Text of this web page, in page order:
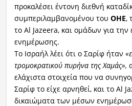
προκαλέσει έντονη διεθνή
συμπεριλαμβανομένου του ΟΗΕ,
το Al Jazeera, και ομάδων για
ενημέρωσης.
Το Ισραήλ λέει ότι ο Σαρίφ ήταν
τρομοκρατικού πυρήνα της Χαμάς»,
ελάχιστα στοιχεία που να
Σαρίφ το είχε αρνηθεί, και το Al
δικαιώματα των μέσων